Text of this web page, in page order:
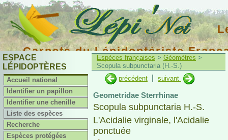
Carnets du Lépidoptériste
ESPACE
LÉPIDOPTÈRES
Accueil national
Identifier un papillon
Identifier une chenille
Liste des espèces
Recherche
Espèces protégées
Espèces françaises > Géomètres >
Scopula subpunctaria (H.-S.)
précédent
suivant
Geometridae Sterrhinae
Scopula subpunctaria H.-S.
L'Acidalie virginale, l'Acidalie
ponctuée